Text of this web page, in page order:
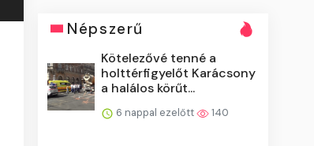
Népszerű
Kötelezővé tenné a
holttérfigyelőt Karácsony
a halálos körűt...
6 nappal ezelőtt 140